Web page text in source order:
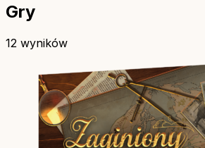
Gry
12 wyników